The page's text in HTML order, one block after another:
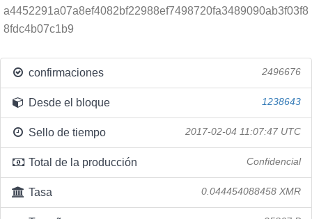
a4452291a07a8ef4082bf22988ef7498720fa3489090ab3f03f8
8fdc4b07c1b9
confirmaciones 2496676
Desde el bloque 1238643
Sello de tiempo 2017-02-04 11:07:47 UTC
Total de la producción Confidencial
Tasa 0.044454088458 XMR